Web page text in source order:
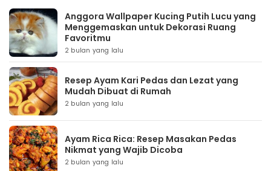
Anggora Wallpaper Kucing Putih Lucu yang
Menggemaskan untuk Dekorasi Ruang
Favoritmu
2 bulan yang lalu
Resep Ayam Kari Pedas dan Lezat yang
Mudah Dibuat di Rumah
2 bulan yang lalu
Ayam Rica Rica: Resep Masakan Pedas
Nikmat yang Wajib Dicoba
2 bulan yang lalu